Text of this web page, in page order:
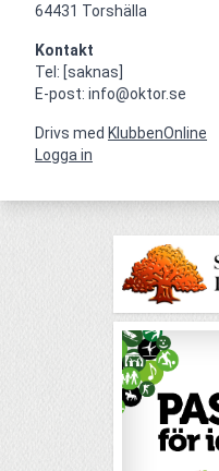
64431 Torshälla
Kontakt
Tel: [saknas]
E-post: info@oktor.se
Drivs med KlubbenOnline
Logga in